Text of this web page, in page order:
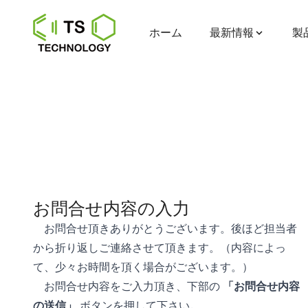
ホーム 最新情報 製
お問合せ内容の入力
お問合せ頂きありがとうございます。後ほど担当者
から折り返しご連絡させて頂きます。（内容によっ
て、少々お時間を頂く場合がございます。）
お問合せ内容をご入力頂き、下部の
「お問合せ内容